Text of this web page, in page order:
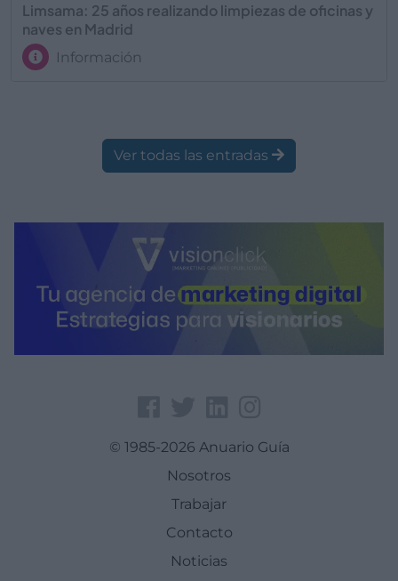
Limsama: 25 años realizando limpiezas de oficinas y
naves en Madrid
Información
Ver todas las entradas
© 1985-2026 Anuario Guía
Nosotros
Trabajar
Contacto
Noticias